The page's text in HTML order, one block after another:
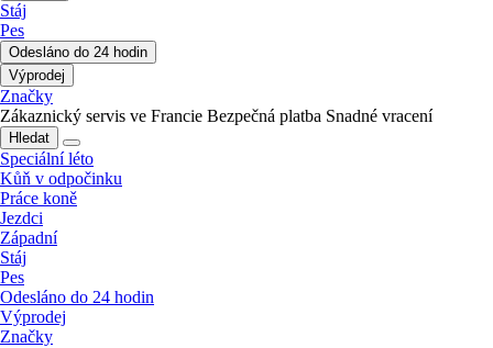
Stáj
Pes
Odesláno do 24 hodin
Výprodej
Značky
Zákaznický servis ve Francie Bezpečná platba Snadné vracení
Hledat
Speciální léto
Kůň v odpočinku
Práce koně
Jezdci
Západní
Stáj
Pes
Odesláno do 24 hodin
Výprodej
Značky